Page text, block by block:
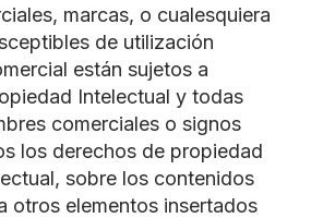
marcas, o cualesquiera
de utilización
están sujetos a
Intelectual y todas
comerciales o signos
los derechos de propiedad
sobre los contenidos
otros elementos insertados